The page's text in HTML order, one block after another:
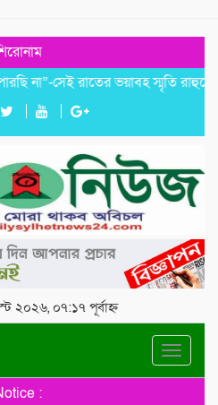
সেই রাতের ভয়াবহ স্মৃতি রাহুলের
২০২৬, ০৭:১৭ পূর্বাহ্ন
Toggle
: